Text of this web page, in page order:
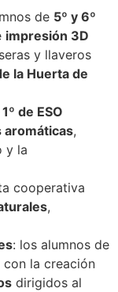
de 5º y 6º
impresión 3D
y llaveros
la Huerta de
1º de ESO
aromáticas,
y la
cooperativa
,
: los alumnos de
la creación
dirigidos al